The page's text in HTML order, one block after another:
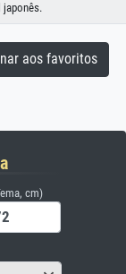
japonês.
aos favoritos
cm)